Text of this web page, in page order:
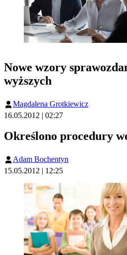
Nowe wzory
wyższych
Magdalena Grotkiewicz
16.05.2012 | 02:27
Określono procedury
Adam Bochentyn
15.05.2012 | 12:25